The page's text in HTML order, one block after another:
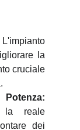
L'impianto
la
cruciale
la reale
dei